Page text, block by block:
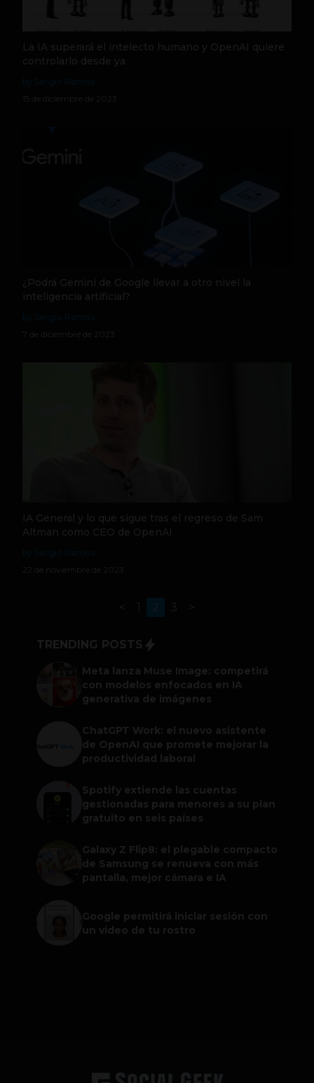
La IA superará el intelecto humano y OpenAI quiere
controlarlo desde ya
15 de diciembre de 2023
¿Podrá Gemini de Google llevar a otro nivel la
inteligencia artificial?
7 de diciembre de 2023
IA General y lo que sigue tras el regreso de Sam
Altman como CEO de OpenAI
22 de noviembre de 2023
1 2 3
TRENDING POSTS
Meta lanza Muse Image: competirá
con modelos enfocados en IA
generativa de imágenes
ChatGPT Work: el nuevo asistente
de OpenAI que promete mejorar la
productividad laboral
Spotify extiende las cuentas
gestionadas para menores a su plan
gratuito en seis países
Galaxy Z Flip8: el plegable compacto
de Samsung se renueva con más
pantalla, mejor cámara e IA
Google permitirá iniciar sesión con
un video de tu rostro